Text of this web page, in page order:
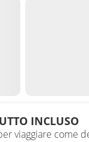
INCLUSO
viaggiare come